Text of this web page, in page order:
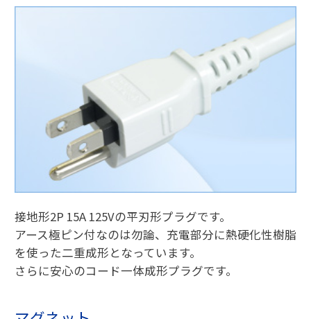
接地形2P 15A 125Vの平刃形プラグです。
アース極ピン付なのは勿論、充電部分に熱硬化性樹脂
を使った二重成形となっています。
さらに安心のコード一体成形プラグです。